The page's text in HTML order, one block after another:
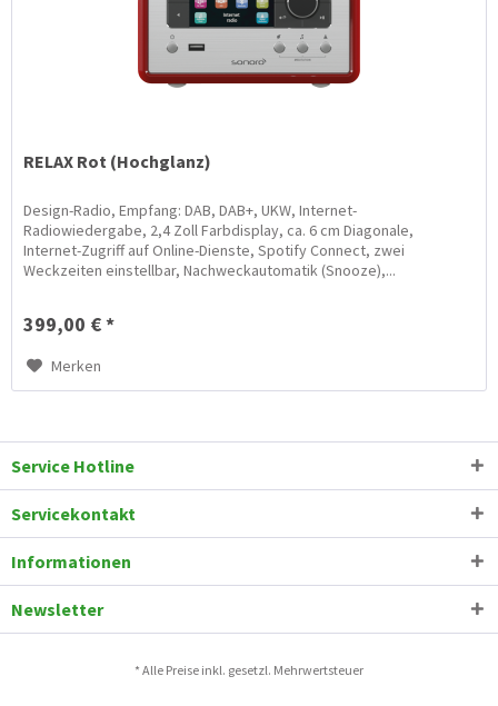
RELAX Rot (Hochglanz)
Design-Radio, Empfang: DAB, DAB+, UKW, Internet-
Radiowiedergabe, 2,4 Zoll Farbdisplay, ca. 6 cm Diagonale,
Internet-Zugriff auf Online-Dienste, Spotify Connect, zwei
Weckzeiten einstellbar, Nachweckautomatik (Snooze),...
399,00 € *
Merken
Service Hotline
Servicekontakt
Informationen
Newsletter
* Alle Preise inkl. gesetzl. Mehrwertsteuer